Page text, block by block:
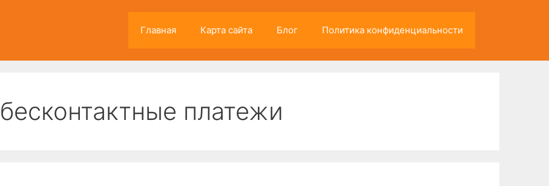
Главная Карта сайта Блог Политика конфиденциальности
бесконтактные платежи